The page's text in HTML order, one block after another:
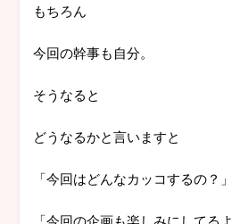
もちろん
今回の幹事も自分。
そうなると
どうなるかと言いますと
「今回はどんなカッコするの？」
「今回の企画も楽しみにしてるよ